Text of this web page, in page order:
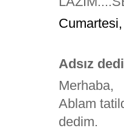
Adsız
Merhaba,
Ablam
dedim.